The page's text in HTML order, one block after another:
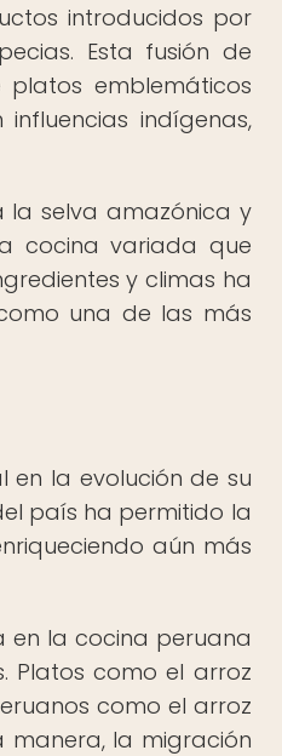
introducidos por
Esta fusión de
emblemáticos
indígenas,
la selva amazónica y
cocina variada que
y climas ha
una de las más
en la evolución de su
país ha permitido la
aún más
en la cocina peruana
Platos como el arroz
como el arroz
manera, la migración